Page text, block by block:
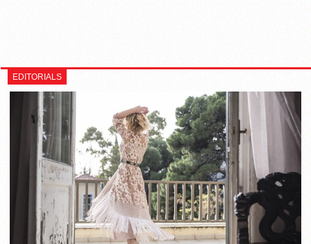
EDITORIALS